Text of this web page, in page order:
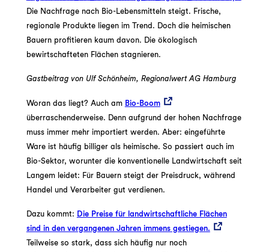
Die Nachfrage nach Bio-Lebensmitteln steigt. Frische,
regionale Produkte liegen im Trend. Doch die heimischen
Bauern profitieren kaum davon. Die ökologisch
bewirtschafteten Flächen stagnieren.
Gastbeitrag von Ulf Schönheim, Regionalwert AG Hamburg
Woran das liegt? Auch am Bio-Boom
überraschenderweise. Denn aufgrund der hohen Nachfrage
muss immer mehr importiert werden. Aber: eingeführte
Ware ist häufig billiger als heimische. So passiert auch im
Bio-Sektor, worunter die konventionelle Landwirtschaft seit
Langem leidet: Für Bauern steigt der Preisdruck, während
Handel und Verarbeiter gut verdienen.
Dazu kommt: Die Preise für landwirtschaftliche Flächen
sind in den vergangenen Jahren immens gestiegen.
Teilweise so stark, dass sich häufig nur noch